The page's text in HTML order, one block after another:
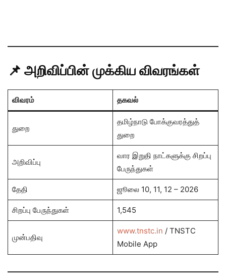
📌 அறிவிப்பின் முக்கிய விவரங்கள்
விவரம் தகவல்
துறை
தமிழ்நாடு போக்குவரத்துத்
துறை
அறிவிப்பு
வார இறுதி நாட்களுக்கு சிறப்பு
பேருந்துகள்
தேதி ஜூலை 10, 11, 12 – 2026
சிறப்பு பேருந்துகள் 1,545
முன்பதிவு
www.tnstc.in / TNSTC
Mobile App